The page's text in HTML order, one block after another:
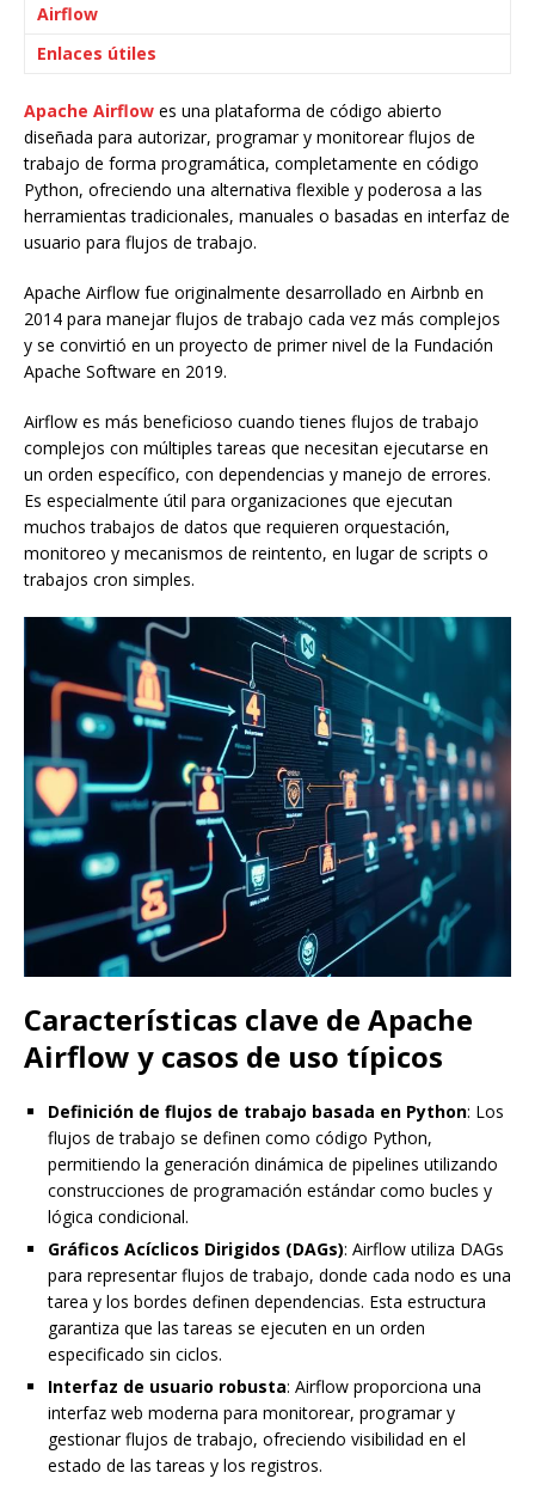
Airflow
Enlaces útiles
Apache Airflow es una plataforma de código abierto
diseñada para autorizar, programar y monitorear flujos de
trabajo de forma programática, completamente en código
Python, ofreciendo una alternativa flexible y poderosa a las
herramientas tradicionales, manuales o basadas en interfaz de
usuario para flujos de trabajo.
Apache Airflow fue originalmente desarrollado en Airbnb en
2014 para manejar flujos de trabajo cada vez más complejos
y se convirtió en un proyecto de primer nivel de la Fundación
Apache Software en 2019.
Airflow es más beneficioso cuando tienes flujos de trabajo
complejos con múltiples tareas que necesitan ejecutarse en
un orden específico, con dependencias y manejo de errores.
Es especialmente útil para organizaciones que ejecutan
muchos trabajos de datos que requieren orquestación,
monitoreo y mecanismos de reintento, en lugar de scripts o
trabajos cron simples.
Características clave de Apache
Airflow y casos de uso típicos
Definición de flujos de trabajo basada en Python: Los
flujos de trabajo se definen como código Python,
permitiendo la generación dinámica de pipelines utilizando
construcciones de programación estándar como bucles y
lógica condicional.
Gráficos Acíclicos Dirigidos (DAGs): Airflow utiliza DAGs
para representar flujos de trabajo, donde cada nodo es una
tarea y los bordes definen dependencias. Esta estructura
garantiza que las tareas se ejecuten en un orden
especificado sin ciclos.
Interfaz de usuario robusta: Airflow proporciona una
interfaz web moderna para monitorear, programar y
gestionar flujos de trabajo, ofreciendo visibilidad en el
estado de las tareas y los registros.